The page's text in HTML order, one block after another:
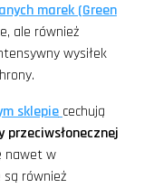
marek (Green
ale również
wysiłek
sklepiecechują
przeciwsłonecznej
nawet w
są również